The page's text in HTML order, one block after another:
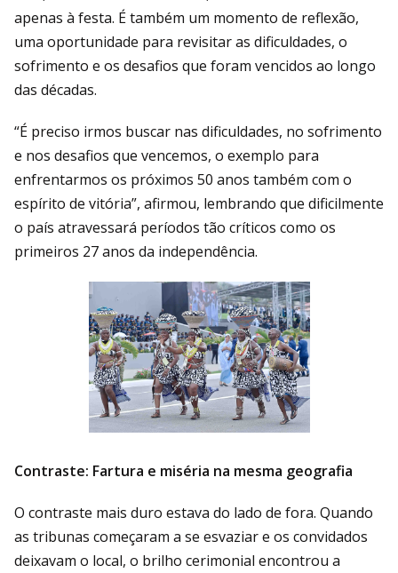
apenas à festa. É também um momento de reflexão,
uma oportunidade para revisitar as dificuldades, o
sofrimento e os desafios que foram vencidos ao longo
das décadas.
“É preciso irmos buscar nas dificuldades, no sofrimento
e nos desafios que vencemos, o exemplo para
enfrentarmos os próximos 50 anos também com o
espírito de vitória”, afirmou, lembrando que dificilmente
o país atravessará períodos tão críticos como os
primeiros 27 anos da independência.
Contraste: Fartura e miséria na mesma geografia
O contraste mais duro estava do lado de fora. Quando
as tribunas começaram a se esvaziar e os convidados
deixavam o local, o brilho cerimonial encontrou a